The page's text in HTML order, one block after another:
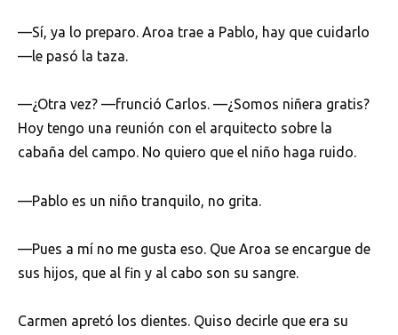
—Sí, ya lo preparo. Aroa trae a Pablo, hay que cuidarlo
—le pasó la taza.
—¿Otra vez? —frunció Carlos. —¿Somos niñera gratis?
Hoy tengo una reunión con el arquitecto sobre la
cabaña del campo. No quiero que el niño haga ruido.
—Pablo es un niño tranquilo, no grita.
—Pues a mí no me gusta eso. Que Aroa se encargue de
sus hijos, que al fin y al cabo son su sangre.
Carmen apretó los dientes. Quiso decirle que era su